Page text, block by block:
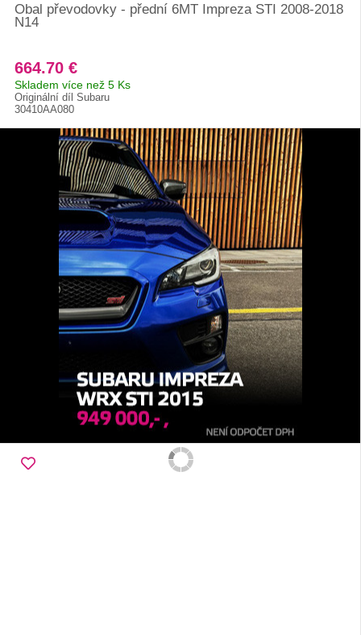
Obal převodovky - přední 6MT Impreza STI 2008-2018
N14
664.70 €
Skladem více než 5 Ks
Originální díl Subaru
30410AA080